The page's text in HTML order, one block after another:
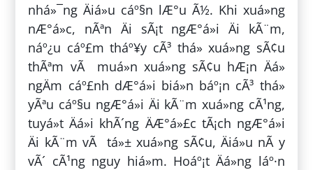
nhá»¯ng Äiá»u cáº§n lÆ°u Ã½. Khi xuá»ng
nÆ°á»c, nÃªn Äi sÃ¡t ngÆ°á»i Äi kÃ¨m,
náº¿u cáº£m tháº¥y cÃ³ thá» xuá»ng sÃ¢u
thÃªm vÃ muá»n xuá»ng sÃ¢u hÆ¡n Äá»
ngÄm cáº£nh dÆ°á»i biá»n báº¡n cÃ³ thá»
yÃªu cáº§u ngÆ°á»i Äi kÃ¨m xuá»ng cÃ¹ng,
tuyá»t Äá»i khÃ´ng ÄÆ°á»£c tÃ¡ch ngÆ°á»i
Äi kÃ¨m vÃ tá»± xuá»ng sÃ¢u, Äiá»u nÃ y
vÃ´ cÃ¹ng nguy hiá»m. Hoáº¡t Äá»ng láº·n